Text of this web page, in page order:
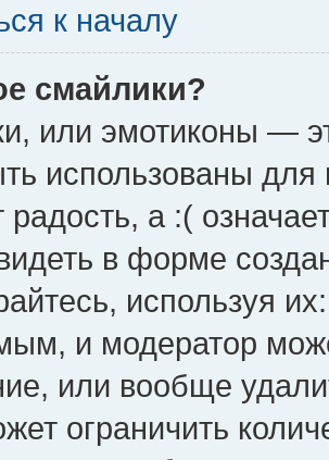
к началу
смайлики?
или эмотиконы —
использованы
радость, а :(
в форме
используя
и модератор
или вообще
ограничить